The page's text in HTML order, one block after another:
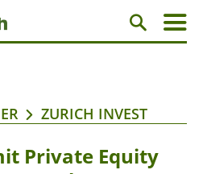
ZURICH INVEST
Private Equity